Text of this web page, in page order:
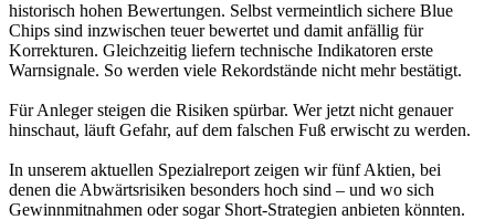
historisch hohen Bewertungen. Selbst vermeintlich sichere Blue
Chips sind inzwischen teuer bewertet und damit anfällig für
Korrekturen. Gleichzeitig liefern technische Indikatoren erste
Warnsignale. So werden viele Rekordstände nicht mehr bestätigt.
Für Anleger steigen die Risiken spürbar. Wer jetzt nicht genauer
hinschaut, läuft Gefahr, auf dem falschen Fuß erwischt zu werden.
In unserem aktuellen Spezialreport zeigen wir fünf Aktien, bei
denen die Abwärtsrisiken besonders hoch sind – und wo sich
Gewinnmitnahmen oder sogar Short-Strategien anbieten könnten.